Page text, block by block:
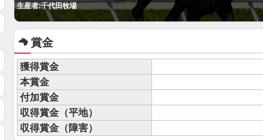
生産者:千代田牧場
賞金
獲得賞金
本賞金
付加賞金
収得賞金（平地）
収得賞金（障害）